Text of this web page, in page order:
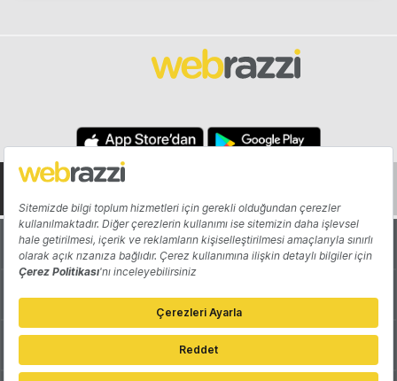
Hakkında Yazarlar
Katkıda Bulun Reklam